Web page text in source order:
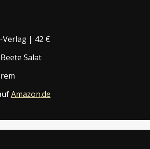
Verlag | 42 €
Salat
Amazon.de